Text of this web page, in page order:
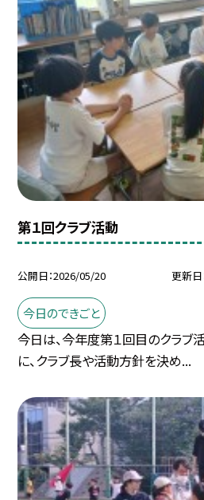
第１回クラブ活動
公開日 2026/05/20 更新日
今日のできごと
今日は、今年度第１回目のクラブ
に、クラブ長や活動方針を決め...